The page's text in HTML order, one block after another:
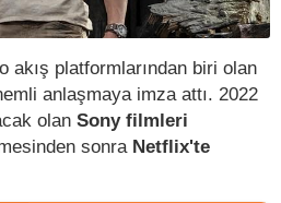
akış platformlarından biri olan
anlaşmaya imza attı. 2022
olan Sony filmleri
sonra Netflix'te